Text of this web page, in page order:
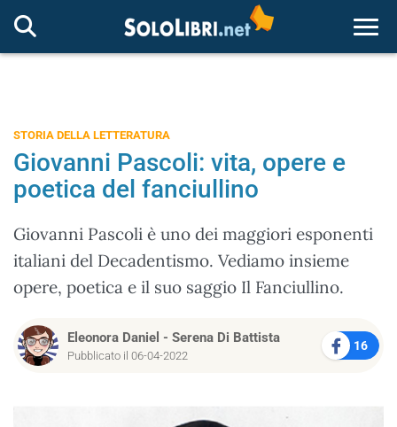
STORIA DELLA LETTERATURA
Giovanni Pascoli: vita, opere e
poetica del fanciullino
Giovanni Pascoli è uno dei maggiori esponenti
italiani del Decadentismo. Vediamo insieme
opere, poetica e il suo saggio Il Fanciullino.
Eleonora Daniel - Serena Di Battista
Pubblicato il 06-04-2022
16